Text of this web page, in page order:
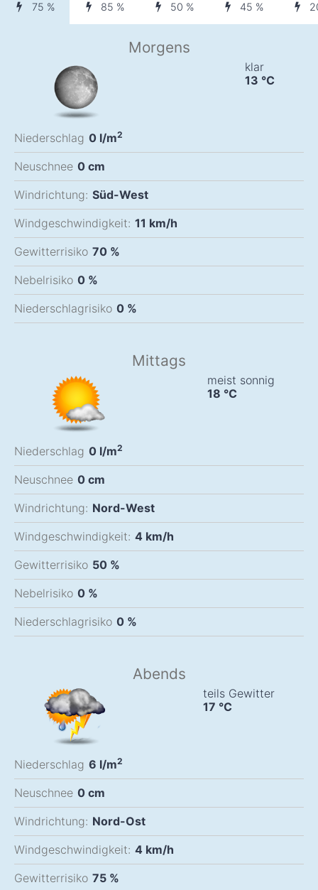
75 %
85 %
50 %
45 %
Morgens
klar
13 °C
Niederschlag 0 l/m2
Neuschnee 0 cm
Windrichtung: Süd-West
Windgeschwindigkeit: 11 km/h
Gewitterrisiko 70 %
Nebelrisiko 0 %
Niederschlagrisiko 0 %
Mittags
meist sonnig
18 °C
Niederschlag 0 l/m2
Neuschnee 0 cm
Windrichtung: Nord-West
Windgeschwindigkeit: 4 km/h
Gewitterrisiko 50 %
Nebelrisiko 0 %
Niederschlagrisiko 0 %
Abends
teils Gewitter
17 °C
Niederschlag 6 l/m2
Neuschnee 0 cm
Windrichtung: Nord-Ost
Windgeschwindigkeit: 4 km/h
Gewitterrisiko 75 %